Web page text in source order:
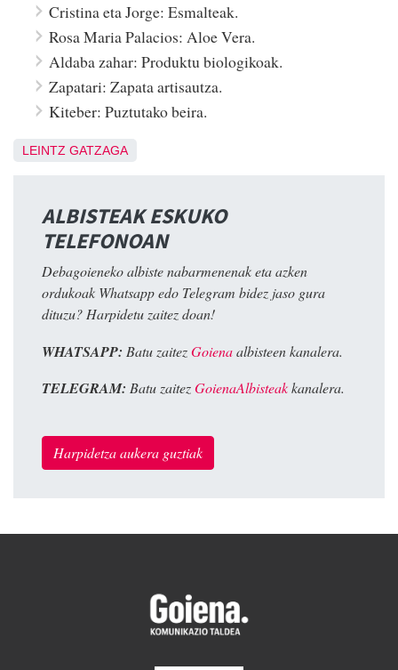
Cristina eta Jorge: Esmalteak.
Rosa Maria Palacios: Aloe Vera.
Aldaba zahar: Produktu biologikoak.
Zapatari: Zapata artisautza.
Kiteber: Puztutako beira.
LEINTZ GATZAGA
ALBISTEAK ESKUKO
TELEFONOAN
Debagoieneko albiste nabarmenenak eta azken
ordukoak Whatsapp edo Telegram bidez jaso gura
dituzu? Harpidetu zaitez doan!
WHATSAPP: Batu zaitezGoienaalbisteen kanalera.
TELEGRAM: Batu zaitezGoienaAlbisteakkanalera.
Harpidetza aukera guztiak